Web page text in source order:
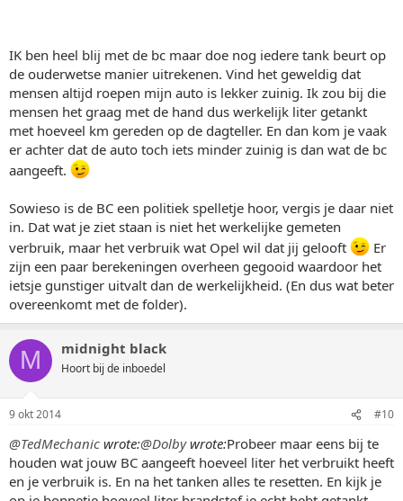
IK ben heel blij met de bc maar doe nog iedere tank beurt op
de ouderwetse manier uitrekenen. Vind het geweldig dat
mensen altijd roepen mijn auto is lekker zuinig. Ik zou bij die
mensen het graag met de hand dus werkelijk liter getankt
met hoeveel km gereden op de dagteller. En dan kom je vaak
er achter dat de auto toch iets minder zuinig is dan wat de bc
aangeeft.
Sowieso is de BC een politiek spelletje hoor, vergis je daar niet
in. Dat wat je ziet staan is niet het werkelijke gemeten
verbruik, maar het verbruik wat Opel wil dat jij gelooft
Er
zijn een paar berekeningen overheen gegooid waardoor het
ietsje gunstiger uitvalt dan de werkelijkheid. (En dus wat beter
overeenkomt met de folder).
M midnight black
Hoort bij de inboedel
9 okt 2014 #10
@TedMechanic wrote:@Dolbywrote:Probeer maar eens bij te
houden wat jouw BC aangeeft hoeveel liter het verbruikt heeft
en je verbruik is. En na het tanken alles te resetten. En kijk je